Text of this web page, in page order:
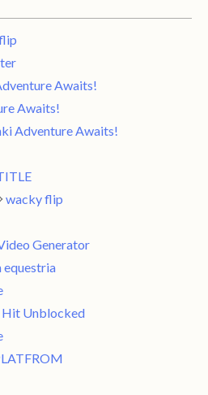
Awaits!
Awaits!
Adventure Awaits!
wacky flip
Generator
equestria
Hit Unblocked